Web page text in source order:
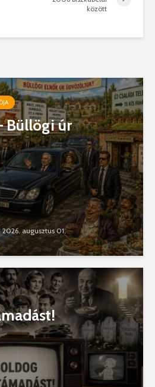
között
Büllögi úr
2026. augusztus 01.